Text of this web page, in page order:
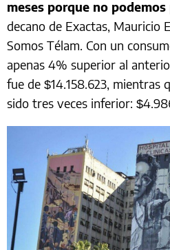
meses porque no
decano de Exactas, Mauricio
Somos Télam. Con un
apenas 4% superior al
fue de $14.158.623, mientras
sido tres veces inferior: